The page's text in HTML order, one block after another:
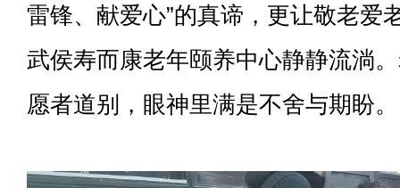
雷锋、献爱心”的真谛，更让敬老爱
武侯寿而康老年颐养中心静静流淌
愿者道别，眼神里满是不舍与期盼。